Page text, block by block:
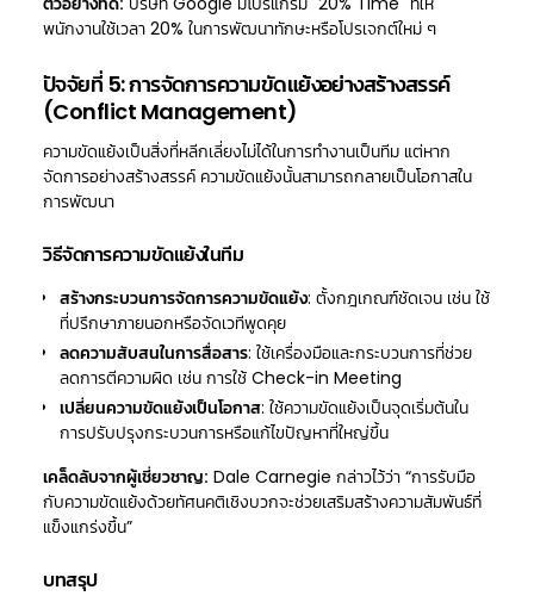
พนักงานใช้เวลา 20% ในการพัฒนาทักษะหรือโปรเจกต์ใหม่ ๆ
ปัจจัยที่ 5: การจัดการความขัดแย้งอย่างสร้างสรรค์
(Conflict Management)
ความขัดแย้งเป็นสิ่งที่หลีกเลี่ยงไม่ได้ในการทำงานเป็นทีม แต่หาก
จัดการอย่างสร้างสรรค์ ความขัดแย้งนั้นสามารถกลายเป็นโอกาสใน
การพัฒนา
วิธีจัดการความขัดแย้งในทีม
สร้างกระบวนการจัดการความขัดแย้ง: ตั้งกฎเกณฑ์ชัดเจน เช่น ใช้
ที่ปรึกษาภายนอกหรือจัดเวทีพูดคุย
ลดความสับสนในการสื่อสาร: ใช้เครื่องมือและกระบวนการที่ช่วย
ลดการตีความผิด เช่น การใช้ Check-in Meeting
เปลี่ยนความขัดแย้งเป็นโอกาส: ใช้ความขัดแย้งเป็นจุดเริ่มต้นใน
การปรับปรุงกระบวนการหรือแก้ไขปัญหาที่ใหญ่ขึ้น
เคล็ดลับจากผู้เชี่ยวชาญ: Dale Carnegie กล่าวไว้ว่า “การรับมือ
กับความขัดแย้งด้วยทัศนคติเชิงบวกจะช่วยเสริมสร้างความสัมพันธ์ที่
แข็งแกร่งขึ้น”
บทสรุป